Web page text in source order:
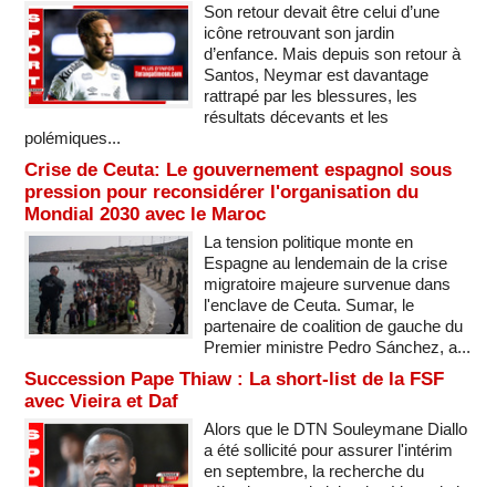
Son retour devait être celui d’une
icône retrouvant son jardin
d’enfance. Mais depuis son retour à
Santos, Neymar est davantage
rattrapé par les blessures, les
résultats décevants et les
polémiques...
Crise de Ceuta: Le gouvernement espagnol sous
pression pour reconsidérer l'organisation du
Mondial 2030 avec le Maroc
La tension politique monte en
Espagne au lendemain de la crise
migratoire majeure survenue dans
l'enclave de Ceuta. Sumar, le
partenaire de coalition de gauche du
Premier ministre Pedro Sánchez, a...
Succession Pape Thiaw : La short-list de la FSF
avec Vieira et Daf
Alors que le DTN Souleymane Diallo
a été sollicité pour assurer l'intérim
en septembre, la recherche du